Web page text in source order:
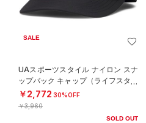
SALE
UAスポーツスタイル ナイロン スナ
ップバック キャップ（ライフスタイ
ル/MEN）
￥2,772 30%OFF
￥3,960
SOLD OUT